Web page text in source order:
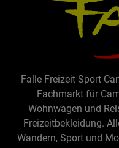
Falle Freizeit Sport
Fachmarkt für
Wohnwagen und
Freizeitbekleidung.
Wandern, Sport und